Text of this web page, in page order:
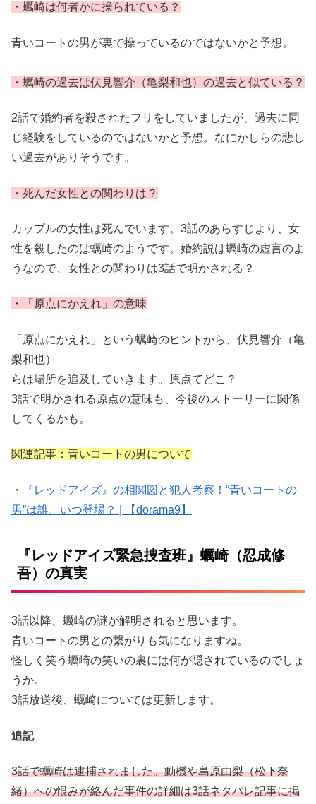
・蠣崎は何者かに操られている？
青いコートの男が裏で操っているのではないかと予想。
・蠣崎の過去は伏見響介（亀梨和也）の過去と似ている？
2話で婚約者を殺されたフリをしていましたが、過去に同
じ経験をしているのではないかと予想。なにかしらの悲し
い過去がありそうです。
・死んだ女性との関わりは？
カップルの女性は死んでいます。3話のあらすじより、女
性を殺したのは蠣崎のようです。婚約説は蠣崎の虚言のよ
うなので、女性との関わりは3話で明かされる？
・「原点にかえれ」の意味
「原点にかえれ」という蠣崎のヒントから、伏見響介（亀
梨和也）
らは場所を追及していきます。原点てどこ？
3話で明かされる原点の意味も、今後のストーリーに関係
してくるかも。
関連記事：青いコートの男について
・
『レッドアイズ』の相関図と犯人考察！“青いコートの
男”は誰、いつ登場？ | 【dorama9】
『レッドアイズ緊急捜査班』蠣崎（忍成修
吾）の真実
3話以降、蠣崎の謎が解明されると思います。
青いコートの男との繋がりも気になりますね。
怪しく笑う蠣崎の笑いの裏には何が隠されているのでしょ
うか。
3話放送後、蠣崎については更新します。
追記
3話で蠣崎は逮捕されました。動機や島原由梨（松下奈
緒）への恨みが絡んだ事件の詳細は3話ネタバレ記事に掲